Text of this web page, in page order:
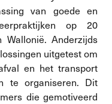
van goede en
op 20
Anderzijds
uitgetest om
en het transport
te organiseren. Dit
die gemotiveerd